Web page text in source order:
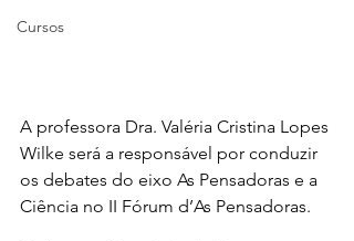
Cursos
A professora Dra. Valéria Cristina Lopes
Wilke será a responsável por conduzir
os debates do eixo As Pensadoras e a
Ciência no II Fórum d’As Pensadoras.